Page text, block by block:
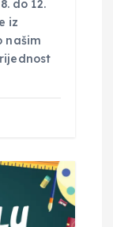
do 12.
iz
našim